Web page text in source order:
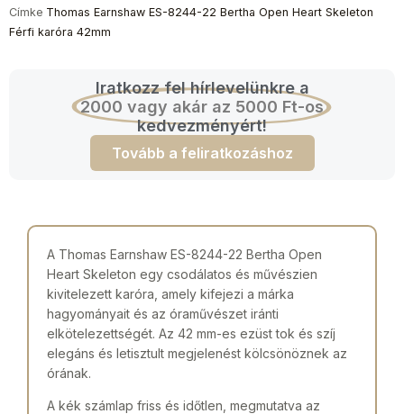
Címke Thomas Earnshaw ES-8244-22 Bertha Open Heart Skeleton
Férfi karóra 42mm
Iratkozz fel hírlevelünkre a
2000 vagy akár az 5000 Ft-os
kedvezményért!
Tovább a feliratkozáshoz
A Thomas Earnshaw ES-8244-22 Bertha Open
Heart Skeleton egy csodálatos és művészien
kivitelezett karóra, amely kifejezi a márka
hagyományait és az óraművészet iránti
elkötelezettségét. Az 42 mm-es ezüst tok és szíj
elegáns és letisztult megjelenést kölcsönöznek az
órának.
A kék számlap friss és időtlen, megmutatva az